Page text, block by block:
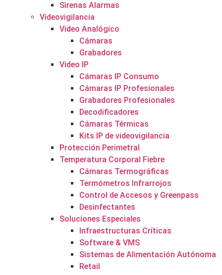
Sirenas Alarmas
Videovigilancia
Video Analógico
Cámaras
Grabadores
Video IP
Cámaras IP Consumo
Cámaras IP Profesionales
Grabadores Profesionales
Decodificadores
Cámaras Térmicas
Kits IP de videovigilancia
Protección Perimetral
Temperatura Corporal Fiebre
Cámaras Termográficas
Termómetros Infrarrojos
Control de Accesos y Greenpass
Desinfectantes
Soluciones Especiales
Infraestructuras Críticas
Software & VMS
Sistemas de Alimentación Autónoma
Retail